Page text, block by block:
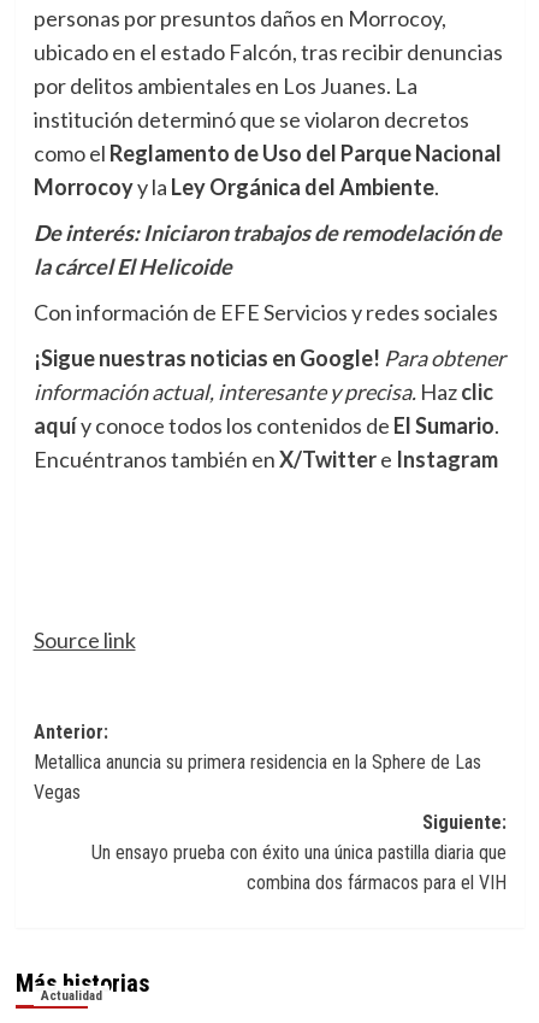
personas por presuntos daños en Morrocoy,
ubicado en el estado Falcón, tras recibir denuncias
por delitos ambientales en Los Juanes. La
institución determinó que se violaron decretos
como el Reglamento de Uso del Parque Nacional
Morrocoyy la Ley Orgánica del Ambiente.
De interés:Iniciaron trabajos de remodelación de
la cárcel El Helicoide
Con información de EFE Servicios y redes sociales
¡Sigue nuestras noticias en Google! Para obtener
información actual, interesante y precisa.Hazclic
aquíy conoce todos los contenidos de El Sumario.
Encuéntranos también enX/Twittere Instagram
Source link
Navegación
de
entradas
Anterior:
Metallica anuncia su primera residencia en la Sphere de Las
Vegas
Siguiente:
Un ensayo prueba con éxito una única pastilla diaria que
combina dos fármacos para el VIH
Más historias
Actualidad